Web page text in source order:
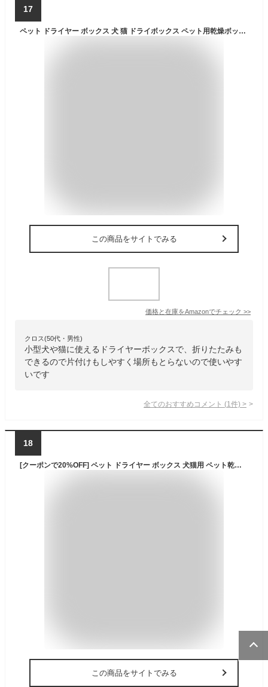
17
ペット ドライヤー ボックス 犬 猫 ドライボックス ペット用乾燥ボックス 折りたたみ 折り畳めるペットドライボックス (パープル)
この商品をサイトでみる
価格と在庫をAmazonでチェック >>
クロス(50代・男性)
小型犬や猫に使えるドライヤーボックスで、折りたたみも
できるので片付けもしやすく場所もとらないので使いやす
いです
全てのおすすめコメント (1 件) >
18
[クーポンで20%OFF] ペット ドライヤー ボックス 犬猫用 ペット乾燥服 ドライジャケット ドライルーム ペット服 犬 猫 犬服 ペット用 ド
この商品をサイトでみる